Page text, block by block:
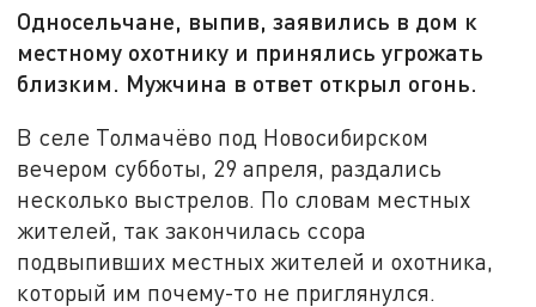
Односельчане, выпив, заявились в дом к
местному охотнику и принялись угрожать
близким. Мужчина в ответ открыл огонь.
В селе Толмачёво под Новосибирском
вечером субботы, 29 апреля, раздались
несколько выстрелов. По словам местных
жителей, так закончилась ссора
подвыпивших местных жителей и охотника,
который им почему-то не приглянулся.